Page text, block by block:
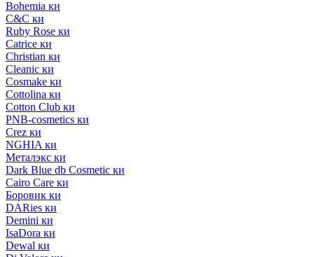
Bohemia ки
C&C ки
Ruby Rose ки
Catrice ки
Christian ки
Cleanic ки
Cosmake ки
Cottolina ки
Cotton Club ки
PNB-cosmetics ки
Crez ки
NGHIA ки
Металэкс ки
Dark Blue db Cosmetic ки
Cairo Care ки
Боровик ки
DARies ки
Demini ки
IsaDora ки
Dewal ки